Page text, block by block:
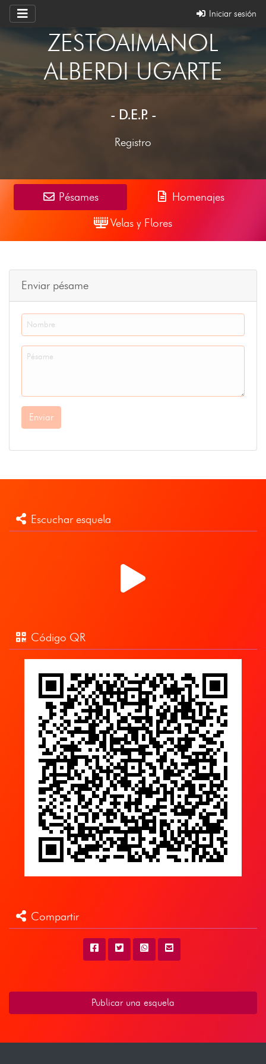
Iniciar sesión
ZESTOAIMANOL
ALBERDI UGARTE
- D.E.P. -
Registro
Pésames
Homenajes
Velas y Flores
Enviar pésame
Enviar
Escuchar esquela
Código QR
Compartir
Publicar una esquela